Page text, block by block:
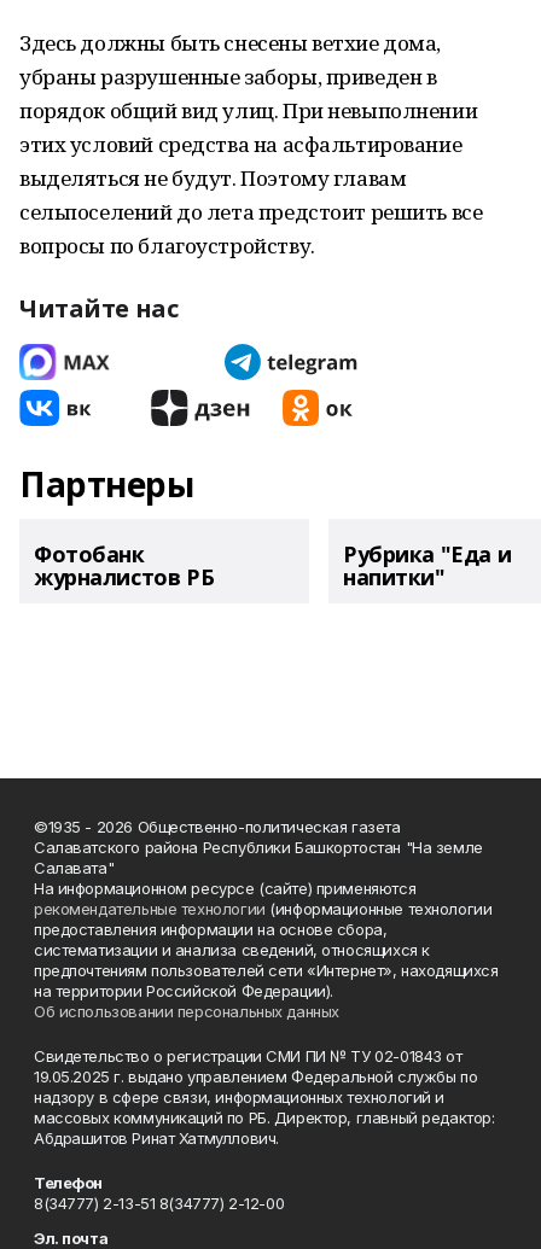
Здесь должны быть снесены ветхие дома,
убраны разрушенные заборы, приведен в
порядок общий вид улиц. При невыполнении
этих условий средства на асфальтирование
выделяться не будут. Поэтому главам
сельпоселений до лета предстоит решить все
вопросы по благоустройству.
Читайте нас
Партнеры
Фотобанк
журналистов РБ
Рубрика "Еда и
напитки"
©1935 - 2026 Общественно-политическая газета
Салаватского района Республики Башкортостан "На земле
Салавата"
На информационном ресурсе (сайте) применяются
рекомендательные технологии (информационные технологии
предоставления информации на основе сбора,
систематизации и анализа сведений, относящихся к
предпочтениям пользователей сети «Интернет», находящихся
на территории Российской Федерации).
Об использовании персональных данных
Свидетельство о регистрации СМИ ПИ № ТУ 02-01843 от
19.05.2025 г. выдано управлением Федеральной службы по
надзору в сфере связи, информационных технологий и
массовых коммуникаций по РБ. Директор, главный редактор:
Абдрашитов Ринат Хатмуллович.
Телефон
8(34777) 2-13-51 8(34777) 2-12-00
Эл. почта